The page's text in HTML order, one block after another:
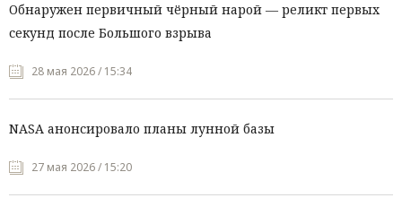
Обнаружен первичный чёрный нарой — реликт первых
секунд после Большого взрыва
28 мая 2026 / 15:34
NASA анонсировало планы лунной базы
27 мая 2026 / 15:20